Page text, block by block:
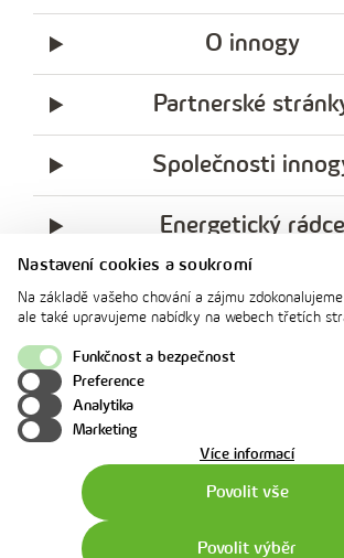
Nastavení cookies a soukromí
Na základě vašeho chování a zájmu
ale také upravujeme nabídky na webech třetích
souhlasu. Svoje nastavení můžete kdykoliv změnit
„Nastavení soukromí". Více informací o tom, jak se
osobními údaji pracujeme, včetně možností
naleznete na webové stránce v sekci
Funkčnost a bezpečnost
Preference
Analytika
Marketing
Více informacío
Povolit vše
Povolit výběr
O innogy
Partnerské
Společnosti
Energetický rádce
Legislativa
Ochrana soukromí
facebook